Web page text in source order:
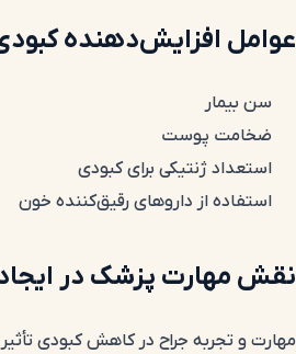
عوامل افزایش‌دهنده
سن بیمار
ضخامت پوست
استعداد ژنتیکی برای کبودی
استفاده از داروهای رقیق‌کننده خون
نقش مهارت پزشک در
مهارت و تجربه جراح در کاهش کبودی تأثیر